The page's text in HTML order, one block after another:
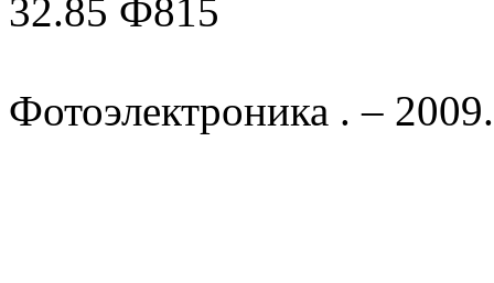
32.85 Ф815
Фотоэлектроника . –